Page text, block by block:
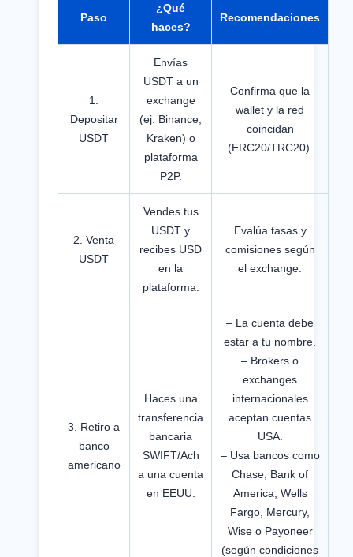
Paso
¿Qué
haces?
Recomendaciones
1.
Depositar
USDT
Envías
USDT a un
exchange
(ej. Binance,
Kraken) o
plataforma
P2P.
Confirma que la
wallet y la red
coincidan
(ERC20/TRC20).
2. Venta
USDT
Vendes tus
USDT y
recibes USD
en la
plataforma.
Evalúa tasas y
comisiones según
el exchange.
3. Retiro a
banco
americano
Haces una
transferencia
bancaria
SWIFT/Ach
a una cuenta
en EEUU.
– La cuenta debe
estar a tu nombre.
– Brokers o
exchanges
internacionales
aceptan cuentas
USA.
– Usa bancos como
Chase, Bank of
America, Wells
Fargo, Mercury,
Wise o Payoneer
(según condiciones